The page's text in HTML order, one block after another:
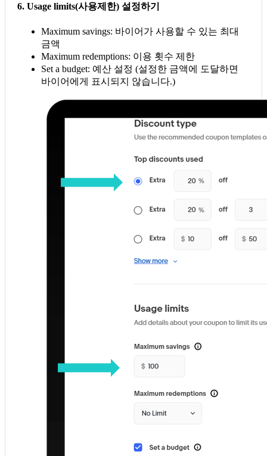
6. Usage limits(사용제한) 설정하기
Maximum savings: 바이어가 사용할 수 있는 최대
금액
Maximum redemptions: 이용 횟수 제한
Set a budget: 예산 설정 (설정한 금액에 도달하면
바이어에게 표시되지 않습니다.)